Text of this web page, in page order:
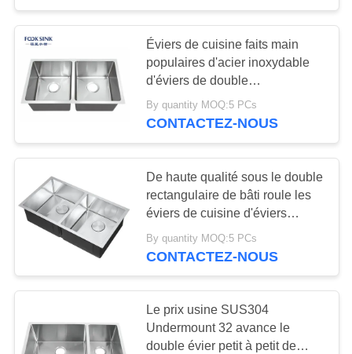
Évier de cuisine
simple de cuvette
Double évier de
cuisine de cuvette
Éviers de cuisine faits main
populaires d'acier inoxydable
d'éviers de double
d'Undermount d'article
By quantity MOQ:5 PCs
CONTACTEZ-NOUS
De haute qualité sous le double
rectangulaire de bâti roule les
éviers de cuisine d'éviers
d'acier inoxydable
By quantity MOQ:5 PCs
CONTACTEZ-NOUS
Le prix usine SUS304
Undermount 32 avance le
double évier petit à petit de